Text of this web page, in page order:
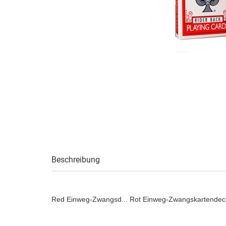
Beschreibung
Red Einweg-Zwangsd... Rot Einweg-